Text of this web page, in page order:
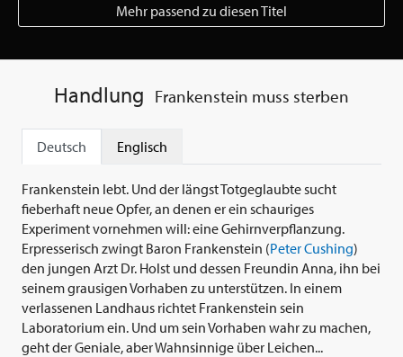
Mehr passend zu diesen Titel
Handlung Frankenstein muss sterben
Deutsch Englisch
Frankenstein lebt. Und der längst Totgeglaubte sucht
fieberhaft neue Opfer, an denen er ein schauriges
Experiment vornehmen will: eine Gehirnverpflanzung.
Erpresserisch zwingt Baron Frankenstein (Peter Cushing)
den jungen Arzt Dr. Holst und dessen Freundin Anna, ihn bei
seinem grausigen Vorhaben zu unterstützen. In einem
verlassenen Landhaus richtet Frankenstein sein
Laboratorium ein. Und um sein Vorhaben wahr zu machen,
geht der Geniale, aber Wahnsinnige über Leichen...